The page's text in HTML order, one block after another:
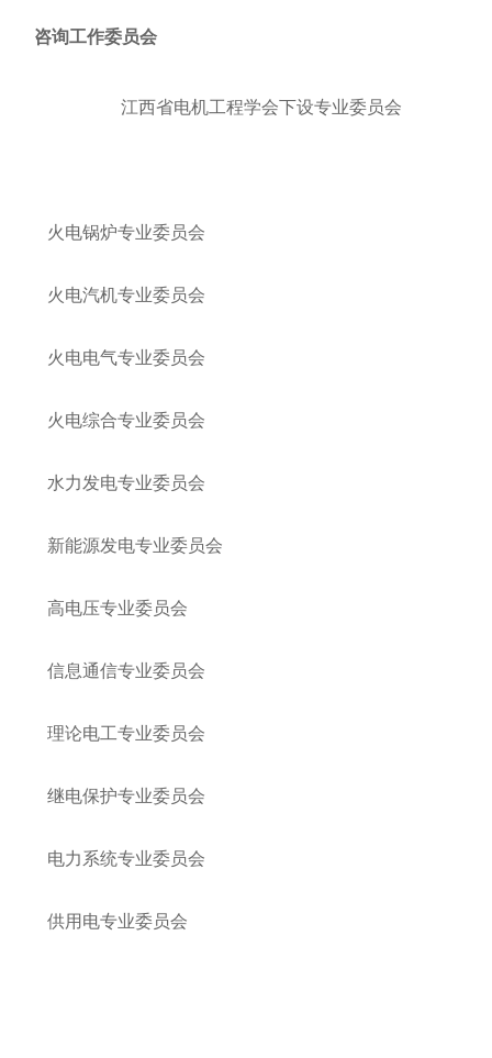
咨询工作委员会
江西省电机工程学会下设专业委员会
火电锅炉专业委员会
火电汽机专业委员会
火电电气专业委员会
火电综合专业委员会
水力发电专业委员会
新能源发电专业委员会
高电压专业委员会
信息通信专业委员会
理论电工专业委员会
继电保护专业委员会
电力系统专业委员会
供用电专业委员会